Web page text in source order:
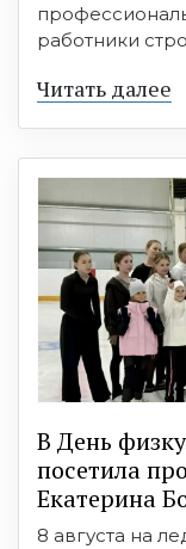
работники
Читать далее
В День
посетила
Екатерина
8 августа на